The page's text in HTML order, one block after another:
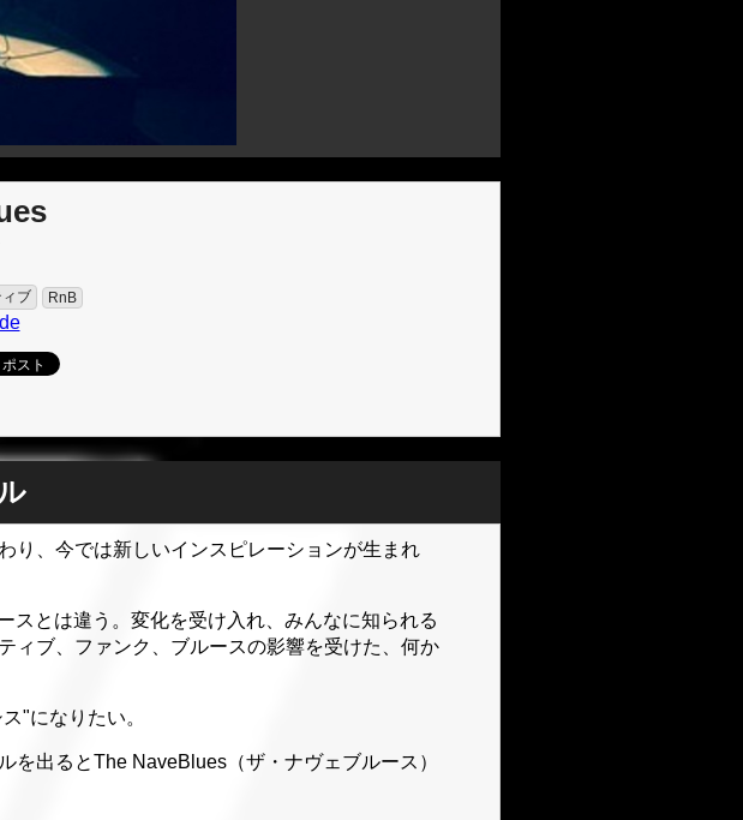
ブ RnB
り、今では新しいインスピレーションが生まれ
とは違う。変化を受け入れ、みんなに知られる
ィブ、ファンク、ブルースの影響を受けた、何か
"になりたい。
出るとThe NaveBlues（ザ・ナヴェブルース）